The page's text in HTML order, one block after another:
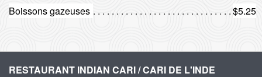
Boissons gazeuses
$5.25
RESTAURANT INDIAN CARI / CARI DE L'INDE